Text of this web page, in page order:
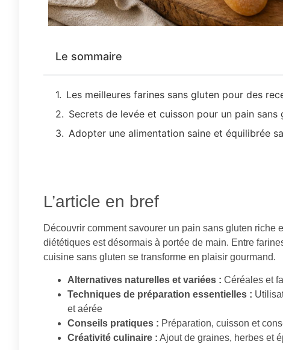
Le sommaire
Les meilleures farines sans gluten pour des
Secrets de levée et cuisson pour un pain
Adopter une alimentation saine et équilibrée
L’article en bref
Découvrir comment savourer un pain sans gluten riche
diététiques est désormais à portée de main. Entre
cuisine sans gluten se transforme en plaisir gourmand.
Alternatives naturelles et variées : Céréales et
Techniques de préparation essentielles :
et aérée
Conseils pratiques : Préparation, cuisson et
Créativité culinaire : Ajout de graines, herbes et